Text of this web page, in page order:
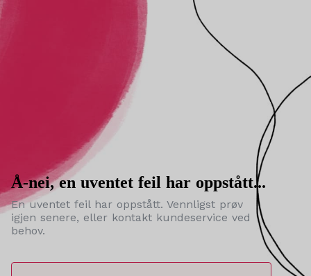
Å-nei, en uventet feil har oppstått...
En uventet feil har oppstått. Vennligst prøv
igjen senere, eller kontakt kundeservice ved
behov.